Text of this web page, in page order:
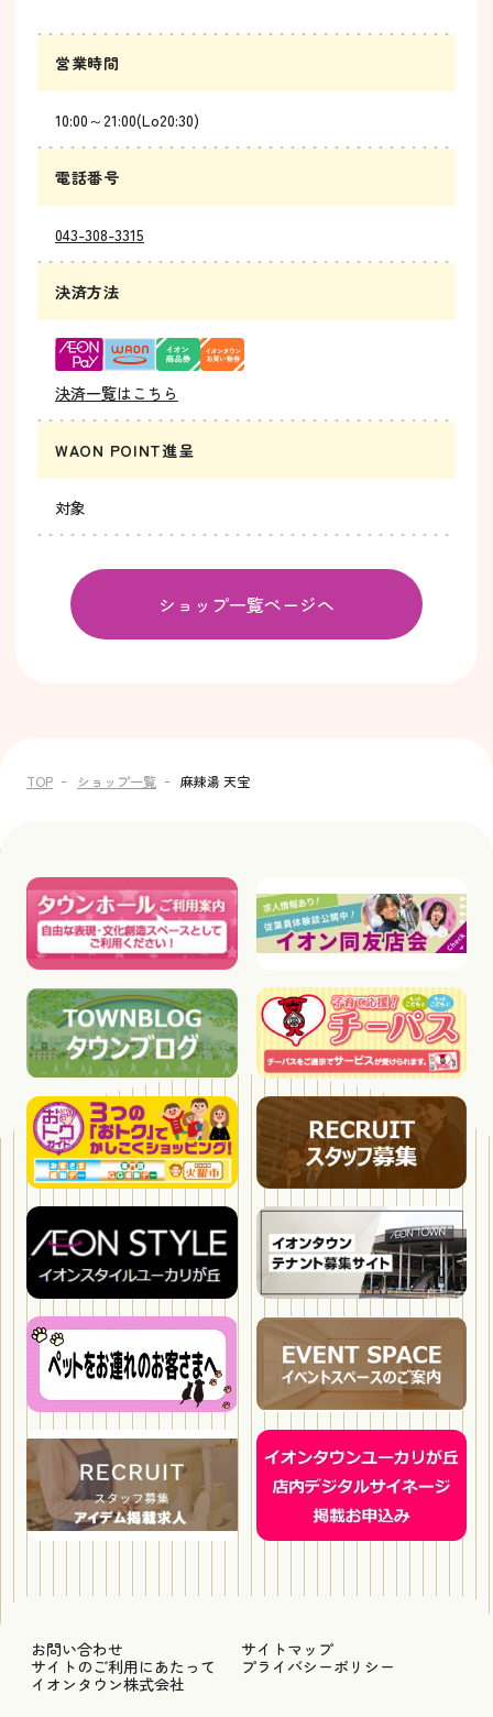
営業時間
10:00～21:00(Lo20:30)
電話番号
043-308-3315
決済方法
決済一覧はこちら
WAON POINT進呈
対象
ショップ一覧ページへ
TOP ショップ一覧 麻辣湯 天宝
お問い合わせ
サイトマップ
サイトのご利用にあたって
プライバシーポリシー
イオンタウン株式会社